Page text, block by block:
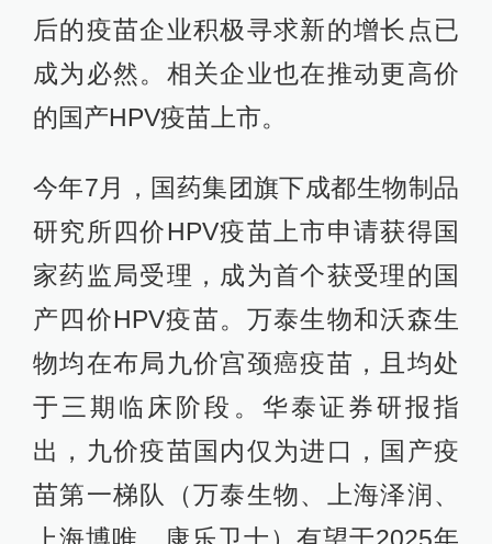
后的疫苗企业积极寻求新的增长点已
成为必然。相关企业也在推动更高价
的国产HPV疫苗上市。
今年7月，国药集团旗下成都生物制品
研究所四价HPV疫苗上市申请获得国
家药监局受理，成为首个获受理的国
产四价HPV疫苗。万泰生物和沃森生
物均在布局九价宫颈癌疫苗，且均处
于三期临床阶段。华泰证券研报指
出，九价疫苗国内仅为进口，国产疫
苗第一梯队（万泰生物、上海泽润、